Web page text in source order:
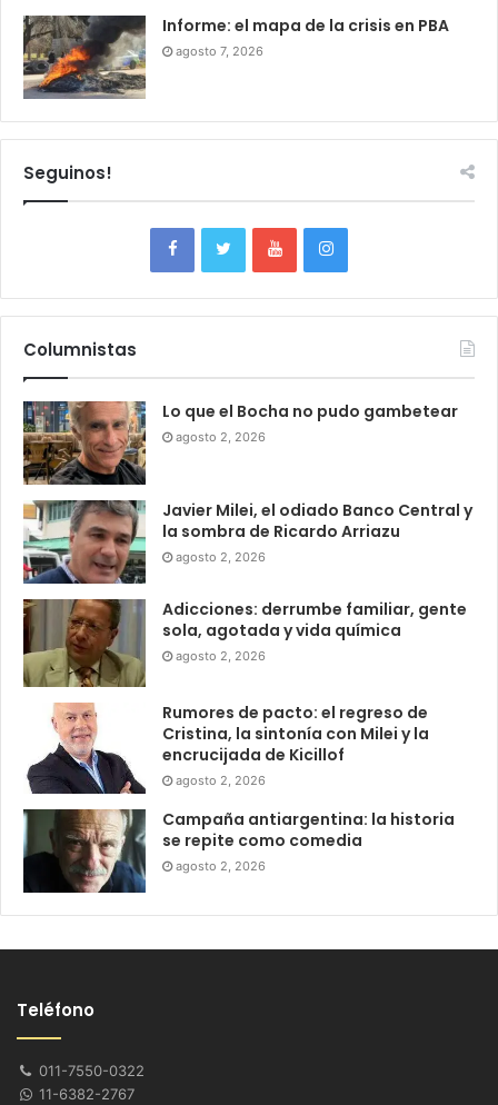
Informe: el mapa de la crisis en PBA
agosto 7, 2026
Seguinos!
Columnistas
Lo que el Bocha no pudo gambetear
agosto 2, 2026
Javier Milei, el odiado Banco Central y
la sombra de Ricardo Arriazu
agosto 2, 2026
Adicciones: derrumbe familiar, gente
sola, agotada y vida química
agosto 2, 2026
Rumores de pacto: el regreso de
Cristina, la sintonía con Milei y la
encrucijada de Kicillof
agosto 2, 2026
Campaña antiargentina: la historia
se repite como comedia
agosto 2, 2026
Teléfono
011-7550-0322
11-6382-2767